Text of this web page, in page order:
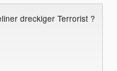
dreckiger Terrorist ?